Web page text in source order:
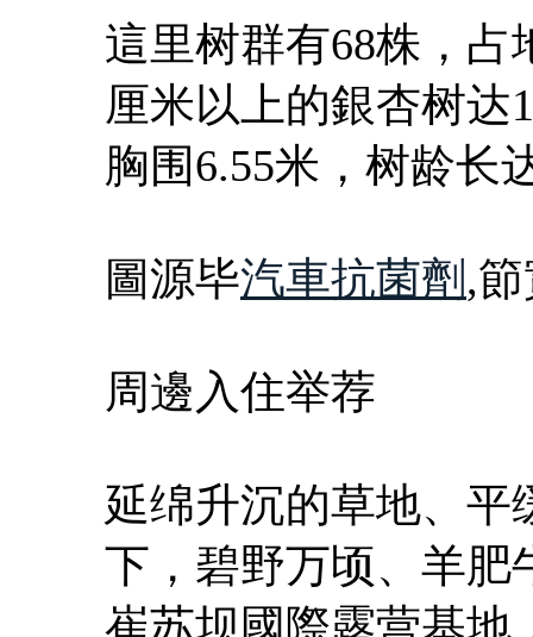
這里树群有68株，占
厘米以上的銀杏树达
胸围6.55米，树龄长
圖源毕汽車抗菌劑 ,
周邊入住举荐
延绵升沉的草地、平
下，碧野万顷、羊肥
崔苏坝國際露营基地